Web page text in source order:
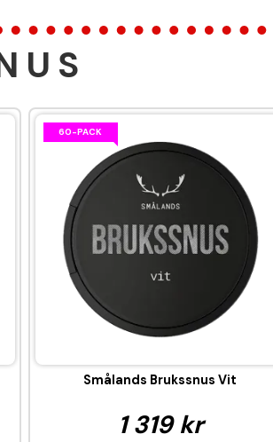
60-PACK
Smålands Brukssnus Vit
1 319 kr